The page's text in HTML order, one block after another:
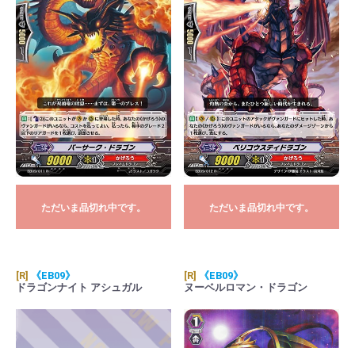
ただいま品切れ中です。 ただいま品切れ中です。
[R]
《EB09》
ドラゴンナイト アシュガル
[R]
《EB09》
ヌーベルロマン・ドラゴン